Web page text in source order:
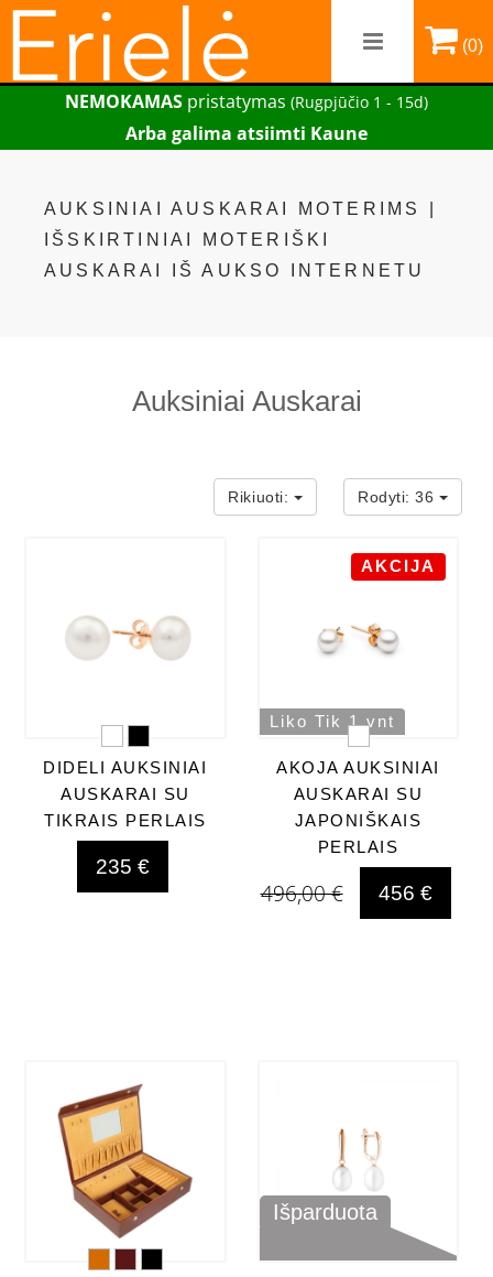
(0)
NEMOKAMAS pristatymas (Rugpjūčio 1 - 15d)
Arba galima atsiimti Kaune
AUKSINIAI AUSKARAI MOTERIMS |
IŠSKIRTINIAI MOTERIŠKI
AUSKARAI IŠ AUKSO INTERNETU
Auksiniai Auskarai
Rikiuoti: Rodyti: 36
DIDELI AUKSINIAI
AUSKARAI SU
TIKRAIS PERLAIS
235 €
AKCIJA
Liko Tik 1 vnt
AKOJA AUKSINIAI
AUSKARAI SU
JAPONIŠKAIS
PERLAIS
496,00 € 456 €
Išparduota